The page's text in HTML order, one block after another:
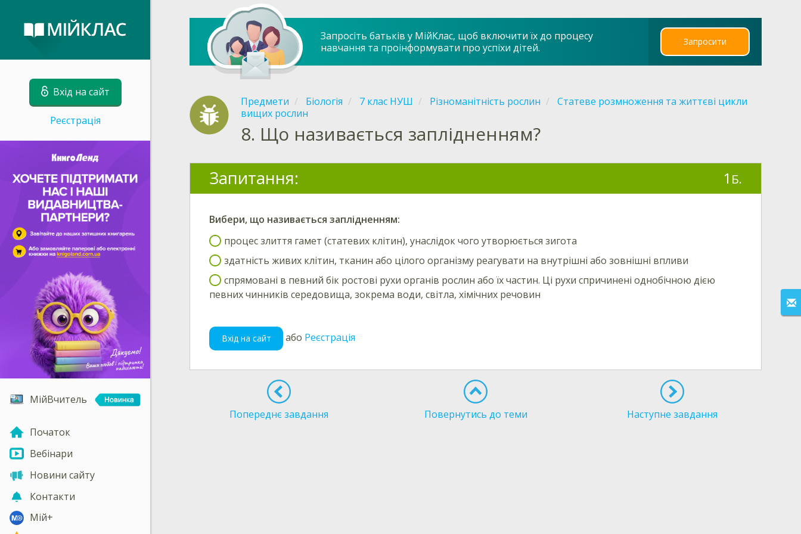
Вхід на сайт
Реєстрація
МійВчитель
Початок
Вебінари
Новини сайту
Контакти
Мій+
Запросіть батьків у МійКлас, щоб включити їх до процесу
навчання та проінформувати про успіхи дітей.
Запросити
Предмети Біологія 7 клас НУШ Різноманітність рослин
Статеве розмноження та життєві цикли
вищих рослин
8. Що називається заплідненням?
Запитання: 1 Б.
Вибери, що називається заплідненням:
процес злиття гамет (статевих клітин), унаслідок чого утворюється зигота
здатність живих клітин, тканин або цілого організму реагувати на внутрішні або зовнішні впливи
спрямовані в певний бік ростові рухи органів рослин або їх частин. Ці рухи спричинені однобічною дією
певних чинників середовища, зокрема води, світла, хімічних речовин
Вхід на сайт або Реєстрація
Попереднє завдання Повернутись до теми Наступне завдання